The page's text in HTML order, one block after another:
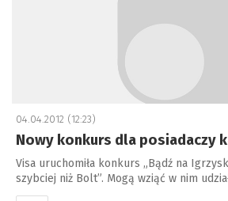
04.04.2012 (12:23)
Nowy konkurs dla posiadaczy
Visa uruchomiła konkurs „Bądź na
szybciej niż Bolt”. Mogą wziąć w nim